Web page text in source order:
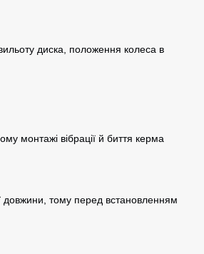
диска, положення колеса в
монтажі вібрації й биття керма
довжини, тому перед встановленням